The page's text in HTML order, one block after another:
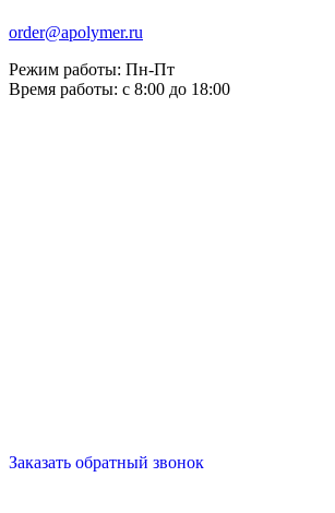
order@apolymer.ru
Режим работы: Пн-Пт
Время работы: с 8:00 до 18:00
Заказать обратный звонок